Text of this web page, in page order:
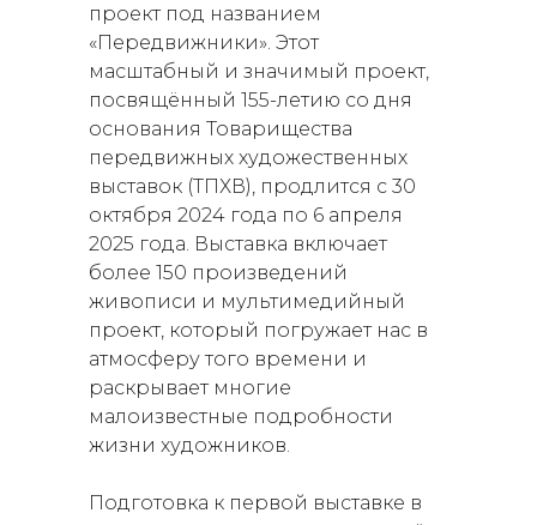
проект под названием
«Передвижники». Этот
масштабный и значимый проект,
посвящённый 155-летию со дня
основания Товарищества
передвижных художественных
выставок (ТПХВ), продлится с 30
октября 2024 года по 6 апреля
2025 года. Выставка включает
более 150 произведений
живописи и мультимедийный
проект, который погружает нас в
атмосферу того времени и
раскрывает многие
малоизвестные подробности
жизни художников.
Подготовка к первой выставке в